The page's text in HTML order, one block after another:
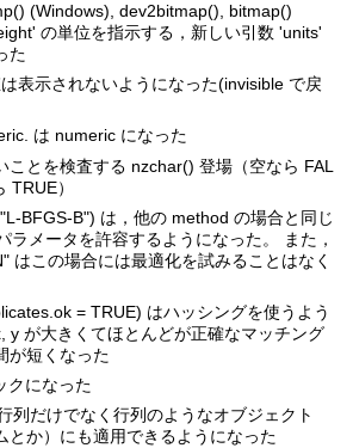
(Windows), dev2bitmap(), bitmap()
の単位を指示する，新しい引数 'units'
た
表示されないようになった(invisible で戻
は numeric になった
ことを検査する nzchar() 登場（空なら FAL
TRUE）
BFGS-B") は，他の method の場合と同じ
ラメータを許容するようになった。 また，
はこの場合には最適化を試みることはなく
= TRUE) はハッシングを使うよう
y が大きくてほとんどが正確なマッチング
が短くなった
クになった
列だけでなく行列のようなオブジェクト
とか）にも適用できるようになった